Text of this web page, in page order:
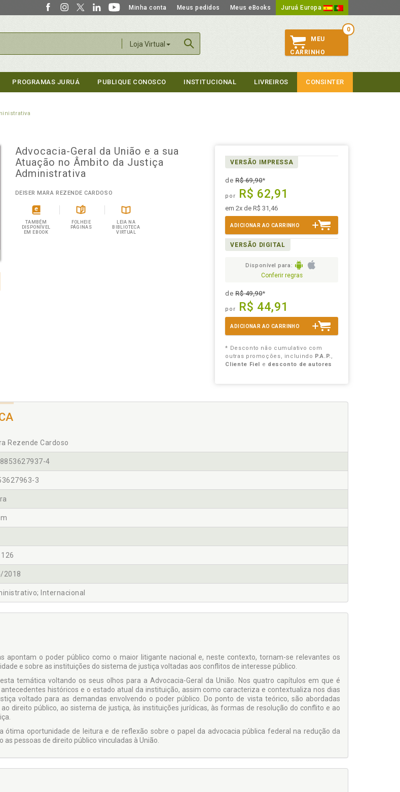
Minha conta Meus pedidos Meus eBooks Juruá Europa
Loja Virtual
0
MEU
CARRINHO
PROGRAMAS JURUÁ PUBLIQUE CONOSCO INSTITUCIONAL LIVREIROS CONSINTER
Advocacia-Geral da União e a sua
Atuação no Âmbito da Justiça
Administrativa
DEISER MARA REZENDE CARDOSO
TAMBÉM
DISPONÍVEL
EM EBOOK
FOLHEIE
PÁGINAS
LEIA NA
BIBLIOTECA
VIRTUAL
VERSÃO IMPRESSA
deR$ 69,90*
por R$ 62,91
em 2x de R$ 31,46
ADICIONAR AO CARRINHO
VERSÃO DIGITAL
Disponível para:
Conferir regras
deR$ 49,90*
por R$ 44,91
ADICIONAR AO CARRINHO
* Desconto não cumulativo com
outras promoções, incluindo P.A.P.,
Cliente Fiel
e desconto de autores
Rezende Cardoso
4
3
126
2018
Internacional
apontam o poder público como o maior litigante nacional e, neste contexto, tornam-se relevantes os
e sobre as instituições do sistema de justiça voltadas aos conflitos de interesse público.
temática voltando os seus olhos para a Advocacia-Geral da União. Nos quatro capítulos em que é
históricos e o estado atual da instituição, assim como caracteriza e contextualiza nos dias
voltado para as demandas envolvendo o poder público. Do ponto de vista teórico, são abordadas
direito público, ao sistema de justiça, às instituições jurídicas, às formas de resolução do conflito e ao
ótima oportunidade de leitura e de reflexão sobre o papel da advocacia pública federal na redução da
as pessoas de direito público vinculadas à União.